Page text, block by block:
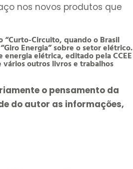
nos novos produtos que
Circuito, quando o Brasil
Energia” sobre o setor elétrico.
elétrica, editado pela CCEE
vários outros livros e trabalhos
o pensamento da
do autor as informações,